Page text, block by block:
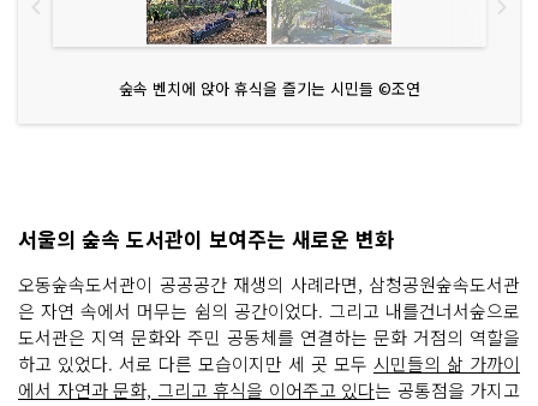
숲속 벤치에 앉아 휴식을 즐기는 시민들 ©조연
서울의 숲속 도서관이 보여주는 새로운 변화
오동숲속도서관이 공공공간 재생의 사례라면, 삼청공원숲속도서관
은 자연 속에서 머무는 쉼의 공간이었다. 그리고 내를건너서숲으로
도서관은 지역 문화와 주민 공동체를 연결하는 문화 거점의 역할을
하고 있었다. 서로 다른 모습이지만 세 곳 모두 시민들의 삶 가까이
에서 자연과 문화, 그리고 휴식을 이어주고 있다는 공통점을 가지고